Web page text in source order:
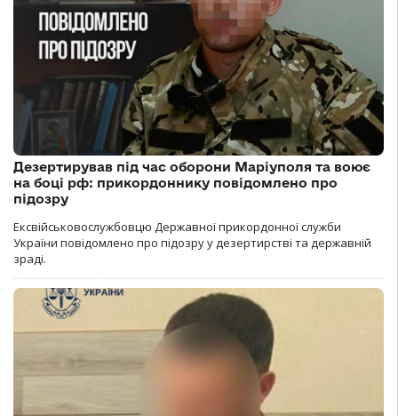
Дезертирував під час оборони Маріуполя та воює
на боці рф: прикордоннику повідомлено про
підозру
Ексвійськовослужбовцю Державної прикордонної служби
України повідомлено про підозру у дезертирстві та державній
зраді.